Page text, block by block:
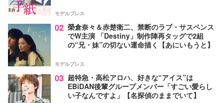
モデルプレス
02 榮倉奈々＆赤楚衛二、禁断のラブ・サスペンス
でW主演 「Destiny」制作陣再タッグで2組
の“兄・妹”の切ない運命描く【あにいもうと】
モデルプレス
03 超特急・高松アロハ、好きな“アイス”は
EBiDAN後輩グループメンバー「すごい愛らし
い子なんですよ」【名探偵のままでいて】